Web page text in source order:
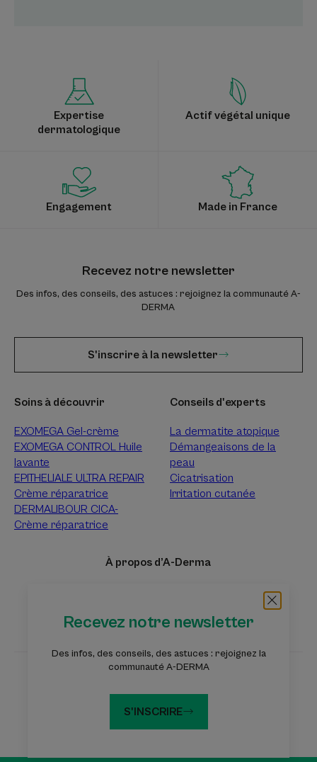
Recevez notre newsletter
Des infos, des conseils, des astuces : rejoignez la
communauté A-DERMA
S'INSCRIRE
Expertise
dermatologique
Actif végétal unique
Engagement Made in France
Recevez notre newsletter
Des infos, des conseils, des astuces : rejoignez la communauté A-
DERMA
S'inscrire à la newsletter
Soins à découvrir
EXOMEGA Gel-crème
EXOMEGA CONTROL Huile
lavante
EPITHELIALE ULTRA REPAIR
Crème réparatrice
DERMALIBOUR CICA-
Crème réparatrice
Conseils d'experts
La dermatite atopique
Démangeaisons de la
peau
Cicatrisation
Irritation cutanée
À propos d’A-Derma
Contact
Fondation EczémaDermaweb
Les sites des Laboratoires Pierre Fabre